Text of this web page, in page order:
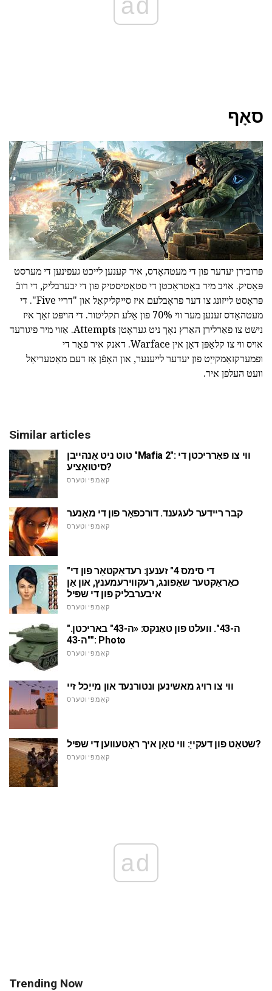
ad
סאָף
פּרובירן יעדער פון די מעטהאָדס, איר קענען לייכט געפינען די מערסט
פּאַסיק. אויב מיר באַטראַכטן די סטאַטיסטיק פון די יבערבליק, די רובֿ
פּראָסט לייזונג צו דער פּראָבלעם איז סייקליקאַל און "דריי Five". די
מעטהאָדס זענען מער ווי 70% פון אַלע תקליטור. די הויפּט זאַך איז
נישט צו פאַרלירן האַרץ נאָך ניט געראָטן Attempts. אַזוי מיר פיגורעד
אויס ווי צו קלאַפּן דאָן אין Warface. דאנק איר פֿאַר די
ופמערקזאַמקייַט פון יעדער לייענער, און האָפֿן אַז דעם מאַטעריאַל
וועט העלפן איר.
Similar articles
טוט ניט אָנהייבן "Mafia 2": ווי צו פאַרריכטן די
סיטואַציע?
קאָמפּיוטערס
קבר ריידער לעגענד. דורכפאָר פון די מאַנער
קאָמפּיוטערס
"די סימס 4" זענען: רעדאַקטאָר פון די
כאַראַקטער שאַפונג, רעקווירעמענץ, און אַן
איבערבליק פון די שפּיל
קאָמפּיוטערס
"ה-43". וועלט פון טאַנקס: «ה-43" באריכטן.
"ה-43": Photo
קאָמפּיוטערס
ווי צו רויג מאשינען ונטורנעד און מייַכל זיי
קאָמפּיוטערס
שטאַט פון דעקייַ: ווי טאָן איך ראַטעווען די שפּיל?
קאָמפּיוטערס
ad
Trending Now